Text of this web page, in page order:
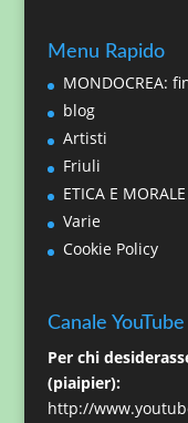
Menu Rapido
MONDOCREA:
blog
Artisti
Friuli
ETICA E MORALE
Varie
Cookie Policy
Canale YouTube
Per chi
(piaipier):
http://